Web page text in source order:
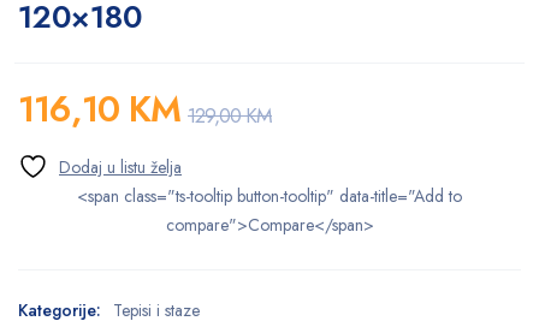
120×180
129,00KM
116,10 KM
<span class="ts-tooltip button-tooltip" data-title="Add to
compare">Compare</span>
Kategorije: Tepisi i staze